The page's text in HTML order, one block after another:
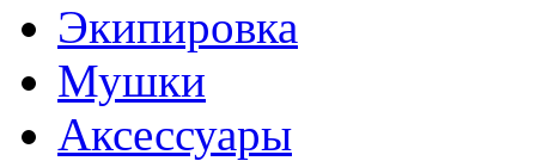
Экипировка
Мушки
Аксессуары